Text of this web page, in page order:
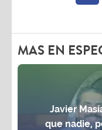
MAS EN
Javier
que nadie,